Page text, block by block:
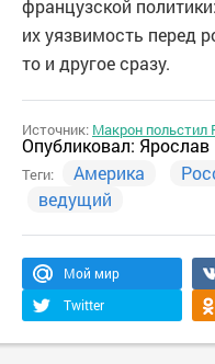
французской
их уязвимость перед
то и другое сразу.
Источник: Макрон польстил
Опубликовал: Ярослав
Теги: Америка
ведущий
Мой мир
Twitter